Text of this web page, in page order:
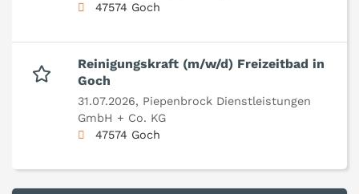
47574 Goch
Reinigungskraft (m/w/d) Freizeitbad in
Goch
31.07.2026, Piepenbrock Dienstleistungen
GmbH + Co. KG
47574 Goch